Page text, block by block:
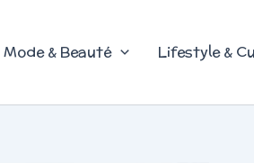
Mode & Beauté Lifestyle &